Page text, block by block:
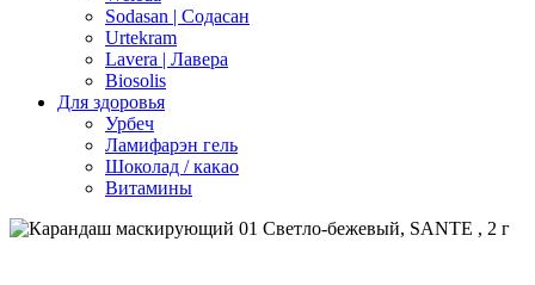
Sodasan | Содасан
Urtekram
Lavera | Лавера
Biosolis
Для здоровья
Урбеч
Ламифарэн гель
Шоколад / какао
Витамины